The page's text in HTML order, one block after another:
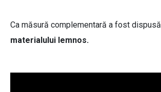
Ca măsură complementară a fost dispusă
materialului lemnos.